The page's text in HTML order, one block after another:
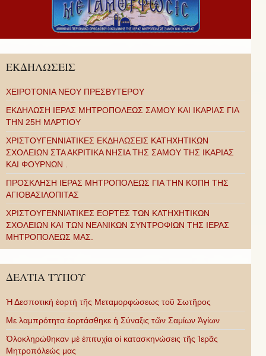
ΕΚΔΗΛΩΣΕΙΣ
ΧΕΙΡΟΤΟΝΙΑ ΝΕΟΥ ΠΡΕΣΒΥΤΕΡΟΥ
ΕΚΔΗΛΩΣΗ ΙΕΡΑΣ ΜΗΤΡΟΠΟΛΕΩΣ ΣΑΜΟΥ ΚΑΙ ΙΚΑΡΙΑΣ ΓΙΑ
ΤΗΝ 25Η ΜΑΡΤΙΟΥ
ΧΡΙΣΤΟΥΓΕΝΝΙΑΤΙΚΕΣ ΕΚΔΗΛΩΣΕΙΣ ΚΑΤΗΧΗΤΙΚΩΝ
ΣΧΟΛΕΙΩΝ ΣΤΑ ΑΚΡΙΤΙΚΑ ΝΗΣΙΑ ΤΗΣ ΣΑΜΟΥ ΤΗΣ ΙΚΑΡΙΑΣ
ΚΑΙ ΦΟΥΡΝΩΝ .
ΠΡΟΣΚΛΗΣΗ ΙΕΡΑΣ ΜΗΤΡΟΠΟΛΕΩΣ ΓΙΑ ΤΗΝ ΚΟΠΗ ΤΗΣ
ΑΓΙΟΒΑΣΙΛΟΠΙΤΑΣ
ΧΡΙΣΤΟΥΓΕΝΝΙΑΤΙΚΕΣ ΕΟΡΤΕΣ ΤΩΝ ΚΑΤΗΧΗΤΙΚΩΝ
ΣΧΟΛΕΙΩΝ ΚΑΙ ΤΩΝ ΝΕΑΝΙΚΩΝ ΣΥΝΤΡΟΦΙΩΝ ΤΗΣ ΙΕΡΑΣ
ΜΗΤΡΟΠΟΛΕΩΣ ΜΑΣ.
ΔΕΛΤΙΑ ΤΥΠΟΥ
Ἡ Δεσποτική ἑορτή τῆς Μεταμορφώσεως τοῦ Σωτῆρος
Με λαμπρότητα ἑορτάσθηκε ἡ Σύναξις τῶν Σαμίων Ἁγίων
Ὁλοκληρώθηκαν μὲ ἐπιτυχία οἱ κατασκηνώσεις τῆς Ἱερᾶς
Μητροπόλεώς μας